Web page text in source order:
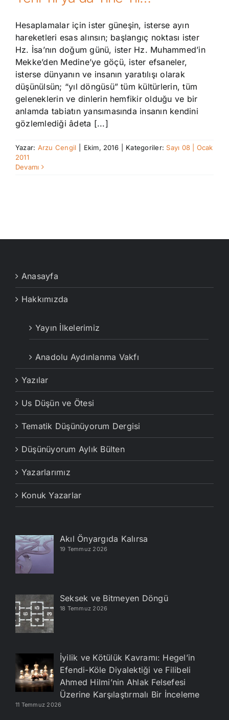
Hesaplamalar için ister güneşin, isterse ayın
hareketleri esas alınsın; başlangıç noktası ister
Hz. İsa’nın doğum günü, ister Hz. Muhammed’in
Mekke’den Medine’ye göçü, ister efsaneler,
isterse dünyanın ve insanın yaratılışı olarak
düşünülsün; “yıl döngüsü” tüm kültürlerin, tüm
geleneklerin ve dinlerin hemfikir olduğu ve bir
anlamda tabiatın yansımasında insanın kendini
gözlemlediği âdeta [...]
Yazar: Arzu Cengil Ekim, 2016 Kategoriler: Sayı 08 | Ocak
2011
Devamı
Anasayfa
Hakkımızda
Yayın İlkelerimiz
Anadolu Aydınlanma Vakfı
Yazılar
Us Düşün ve Ötesi
Tematik Düşünüyorum Dergisi
Düşünüyorum Aylık Bülten
Yazarlarımız
Konuk Yazarlar
Akıl Önyargıda Kalırsa
19 Temmuz 2026
Seksek ve Bitmeyen Döngü
18 Temmuz 2026
İyilik ve Kötülük Kavramı: Hegel’in
Efendi-Köle Diyalektiği ve Filibeli
Ahmed Hilmi’nin Ahlak Felsefesi
Üzerine Karşılaştırmalı Bir İnceleme
11 Temmuz 2026